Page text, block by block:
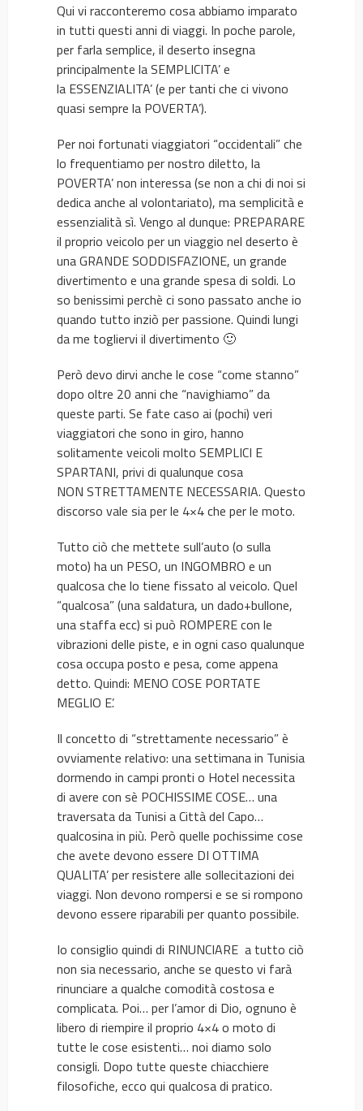
Qui vi racconteremo cosa abbiamo imparato
in tutti questi anni di viaggi. In poche parole,
per farla semplice, il deserto insegna
principalmente la SEMPLICITA’ e
la ESSENZIALITA’ (e per tanti che ci vivono
quasi sempre la POVERTA’).
Per noi fortunati viaggiatori “occidentali” che
lo frequentiamo per nostro diletto, la
POVERTA’ non interessa (se non a chi di noi si
dedica anche al volontariato), ma semplicità e
essenzialità sì. Vengo al dunque: PREPARARE
il proprio veicolo per un viaggio nel deserto è
una GRANDE SODDISFAZIONE, un grande
divertimento e una grande spesa di soldi. Lo
so benissimi perchè ci sono passato anche io
quando tutto inziò per passione. Quindi lungi
da me togliervi il divertimento 🙂
Però devo dirvi anche le cose “come stanno”
dopo oltre 20 anni che “navighiamo” da
queste parti. Se fate caso ai (pochi) veri
viaggiatori che sono in giro, hanno
solitamente veicoli molto SEMPLICI E
SPARTANI, privi di qualunque cosa
NON STRETTAMENTE NECESSARIA. Questo
discorso vale sia per le 4×4 che per le moto.
Tutto ciò che mettete sull’auto (o sulla
moto) ha un PESO, un INGOMBRO e un
qualcosa che lo tiene fissato al veicolo. Quel
“qualcosa” (una saldatura, un dado+bullone,
una staffa ecc) si può ROMPERE con le
vibrazioni delle piste, e in ogni caso qualunque
cosa occupa posto e pesa, come appena
detto. Quindi: MENO COSE PORTATE
MEGLIO E’.
Il concetto di “strettamente necessario” è
ovviamente relativo: una settimana in Tunisia
dormendo in campi pronti o Hotel necessita
di avere con sè POCHISSIME COSE… una
traversata da Tunisi a Città del Capo…
qualcosina in più. Però quelle pochissime cose
che avete devono essere DI OTTIMA
QUALITA’ per resistere alle sollecitazioni dei
viaggi. Non devono rompersi e se si rompono
devono essere riparabili per quanto possibile.
Io consiglio quindi di RINUNCIARE a tutto ciò
non sia necessario, anche se questo vi farà
rinunciare a qualche comodità costosa e
complicata. Poi… per l’amor di Dio, ognuno è
libero di riempire il proprio 4×4 o moto di
tutte le cose esistenti… noi diamo solo
consigli. Dopo tutte queste chiacchiere
filosofiche, ecco qui qualcosa di pratico.